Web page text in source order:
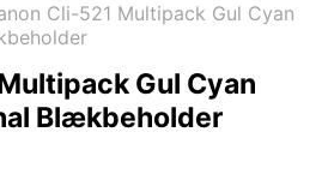
Cli-521 Multipack Gul Cyan
Gul Cyan
Blækbeholder